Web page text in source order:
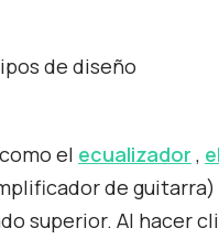
de diseño
el ecualizador , el
de guitarra)
superior. Al hacer